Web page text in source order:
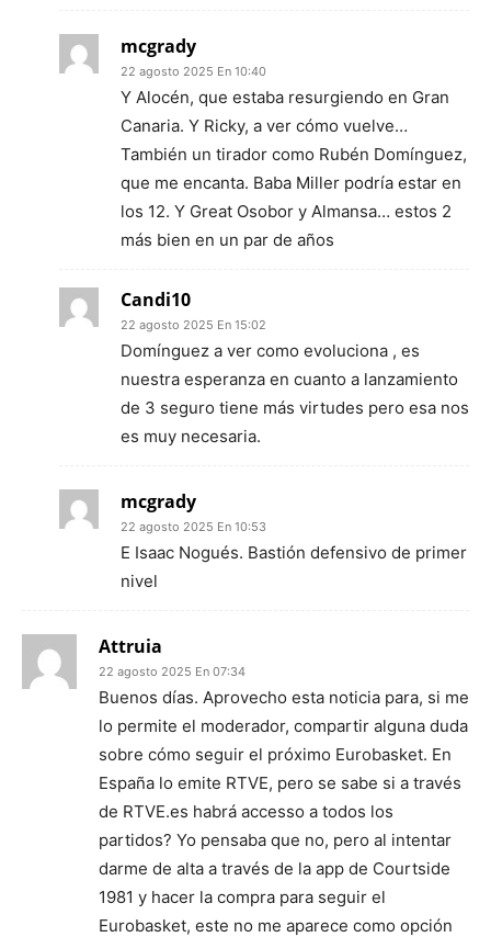
mcgrady
22 agosto 2025 En 10:40
Y Alocén, que estaba resurgiendo en Gran
Canaria. Y Ricky, a ver cómo vuelve…
También un tirador como Rubén Domínguez,
que me encanta. Baba Miller podría estar en
los 12. Y Great Osobor y Almansa… estos 2
más bien en un par de años
Candi10
22 agosto 2025 En 15:02
Domínguez a ver como evoluciona , es
nuestra esperanza en cuanto a lanzamiento
de 3 seguro tiene más virtudes pero esa nos
es muy necesaria.
mcgrady
22 agosto 2025 En 10:53
E Isaac Nogués. Bastión defensivo de primer
nivel
Attruia
22 agosto 2025 En 07:34
Buenos días. Aprovecho esta noticia para, si me
lo permite el moderador, compartir alguna duda
sobre cómo seguir el próximo Eurobasket. En
España lo emite RTVE, pero se sabe si a través
de RTVE.es habrá accesso a todos los
partidos? Yo pensaba que no, pero al intentar
darme de alta a través de la app de Courtside
1981 y hacer la compra para seguir el
Eurobasket, este no me aparece como opción